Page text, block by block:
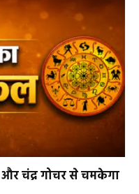
चंद्र गोचर से चमकेगा